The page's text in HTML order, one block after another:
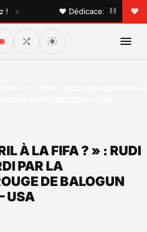
• ♥ Dédicacez un titre à
À LA FIFA ? » : RUDI
PAR LA
DE BALOGUN
USA